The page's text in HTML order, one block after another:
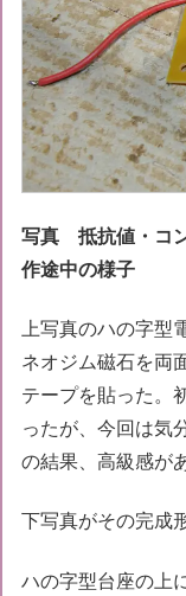
写真 抵抗値・コ
作途中の様子
上写真のハの字型
ネオジム磁石を両
テープを貼った。
ったが、今回は気
の結果、高級感が
下写真がその完成
ハの字型台座の上